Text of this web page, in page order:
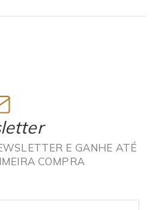
E GANHE ATÉ
COMPRA